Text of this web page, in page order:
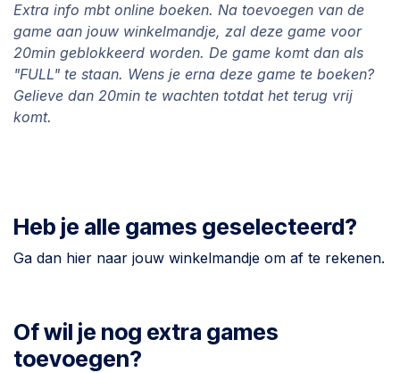
Extra info mbt online boeken. Na toevoegen van de
game aan jouw winkelmandje, zal deze game voor
20min geblokkeerd worden. De game komt dan als
"FULL" te staan. Wens je erna deze game te boeken?
Gelieve dan 20min te wachten totdat het terug vrij
komt.
Heb je alle games geselecteerd?
Ga dan hier naar jouw winkelmandje om af te rekenen.
Of wil je nog extra games
toevoegen?